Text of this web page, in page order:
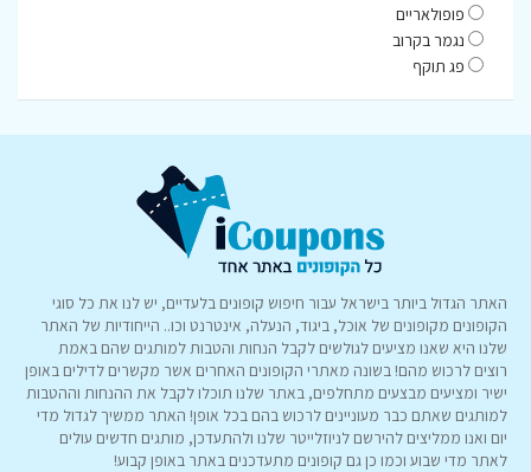
פופולאריים
נגמר בקרוב
פג תוקף
האתר הגדול ביותר בישראל עבור חיפוש קופונים בלעדיים, יש לנו את כל סוגי
הקופונים מקופונים של אוכל, ביגוד, הנעלה, אינטרנט וכו.. הייחודיות של האתר
שלנו היא שאנו מציעים לגולשים לקבל הנחות והטבות למותגים שהם באמת
רוצים לרכוש מהם! בשונה מאתרי הקופונים האחרים אשר מקשרים לדילים באופן
ישיר ומציעים מבצעים מתחלפים, באתר שלנו תוכלו לקבל את ההנחות וההטבות
למותגים שאתם כבר מעוניינים לרכוש בהם בכל אופן! האתר ממשיך לגדול מדי
יום ואנו ממליצים להירשם לניוזלייטר שלנו ולהתעדכן, מותגים חדשים עולים
לאתר מדי שבוע וכמו כן גם קופונים מתעדכנים באתר באופן קבוע!